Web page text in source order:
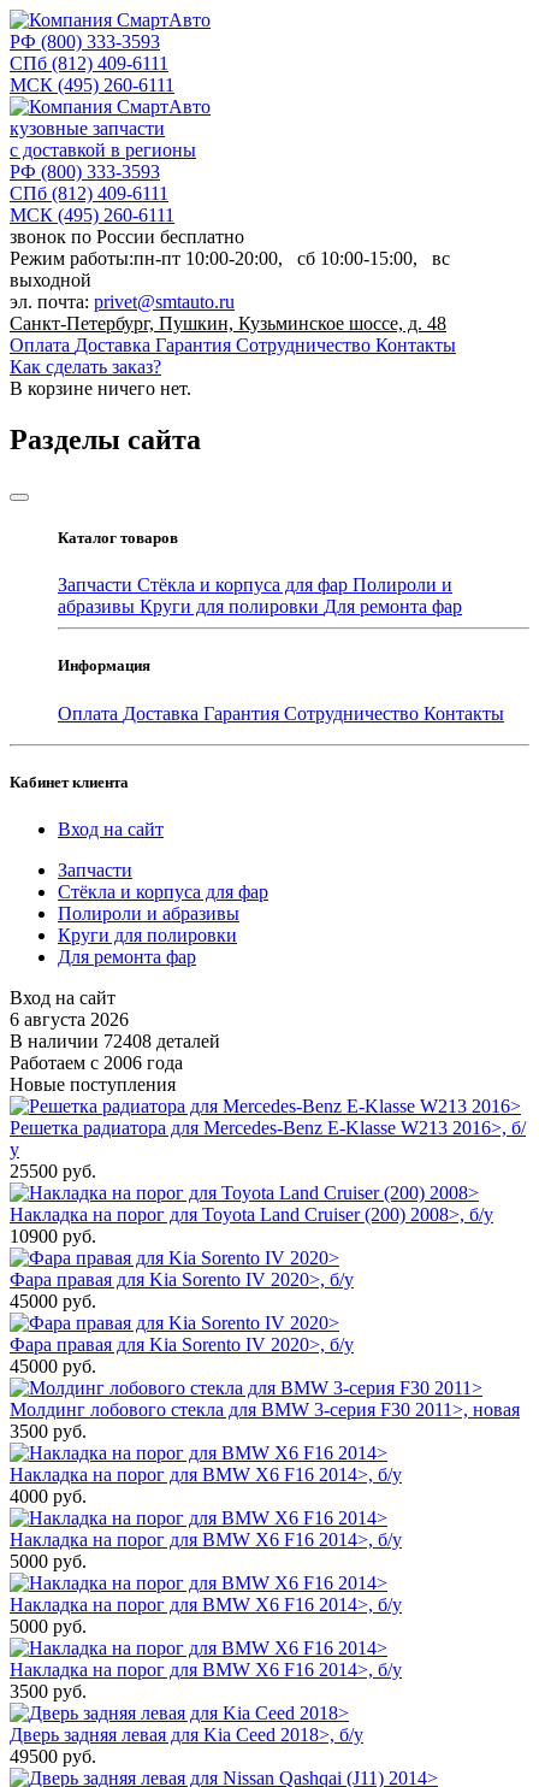
РФ (800) 333-3593
СПб (812) 409-6111
МСК (495) 260-6111
кузовные запчасти
с доставкой в регионы
РФ (800) 333-3593
СПб (812) 409-6111
МСК (495) 260-6111
звонок по России бесплатно
Режим работы:пн-пт 10:00-20:00, сб 10:00-15:00, вс
выходной
эл. почта: privet@smtauto.ru
Санкт-Петербург, Пушкин, Кузьминское шоссе, д. 48
Оплата Доставка Гарантия Сотрудничество Контакты
Как сделать заказ?
В корзине ничего нет.
Разделы сайта
Каталог товаров
Запчасти Стёкла и корпуса для фар Полироли и
абразивы Круги для полировки Для ремонта фар
Информация
Оплата Доставка Гарантия Сотрудничество Контакты
Кабинет клиента
Вход на сайт
Запчасти
Стёкла и корпуса для фар
Полироли и абразивы
Круги для полировки
Для ремонта фар
Вход на сайт
6 августа 2026
В наличии 72408 деталей
Работаем с 2006 года
Новые поступления
Решетка радиатора для Mercedes-Benz E-Klasse W213 2016>, б/
у
25500 руб.
Накладка на порог для Toyota Land Cruiser (200) 2008>, б/у
10900 руб.
Фара правая для Kia Sorento IV 2020>, б/у
45000 руб.
Фара правая для Kia Sorento IV 2020>, б/у
45000 руб.
Молдинг лобового стекла для BMW 3-серия F30 2011>, новая
3500 руб.
Накладка на порог для BMW X6 F16 2014>, б/у
4000 руб.
Накладка на порог для BMW X6 F16 2014>, б/у
5000 руб.
Накладка на порог для BMW X6 F16 2014>, б/у
5000 руб.
Накладка на порог для BMW X6 F16 2014>, б/у
3500 руб.
Дверь задняя левая для Kia Ceed 2018>, б/у
49500 руб.